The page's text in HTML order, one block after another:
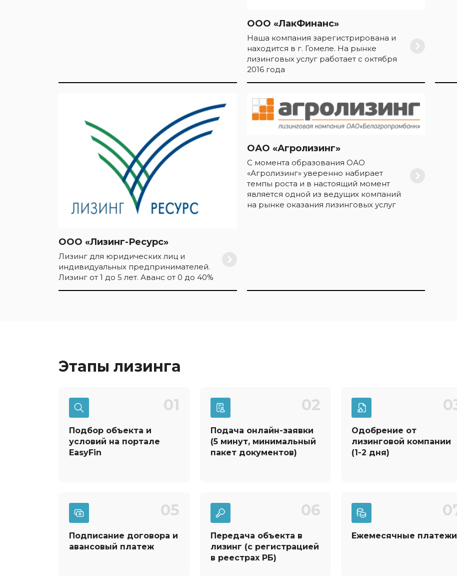
ООО «ЛакФинанс»
Наша компания зарегистрирована и
находится в г. Гомеле. На рынке
лизинговых услуг работает с октября
2016 года
ООО «Лизинг-Ресурс»
Лизинг для юридических лиц и
индивидуальных предпринимателей.
Лизинг от 1 до 5 лет. Аванс от 0 до 40%
ОАО «Агролизинг»
С момента образования ОАО
«Агролизинг» уверенно набирает
темпы роста и в настоящий момент
является одной из ведущих компаний
на рынке оказания лизинговых услуг
Этапы лизинга
01
Подбор объекта и
условий на портале
EasyFin
02
Подача онлайн-заявки
(5 минут, минимальный
пакет документов)
Одобрение от
лизинговой компании
(1-2 дня)
05
Подписание договора и
авансовый платеж
06
Передача объекта в
лизинг (с регистрацией
в реестрах РБ)
Ежемесячные платежи